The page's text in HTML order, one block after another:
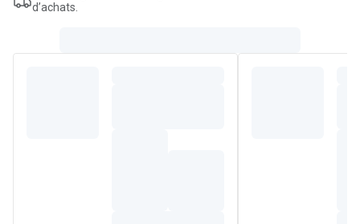
d’achats.